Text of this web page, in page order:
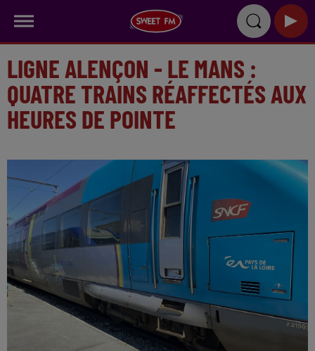
LIGNE ALENÇON - LE MANS :
QUATRE TRAINS RÉAFFECTÉS AUX
HEURES DE POINTE